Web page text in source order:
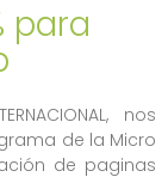
para
nos
de la Micro
de paginas